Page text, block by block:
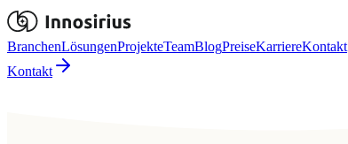
BranchenLösungenProjekteTeamBlogPreiseKarriereKontakt
Kontakt